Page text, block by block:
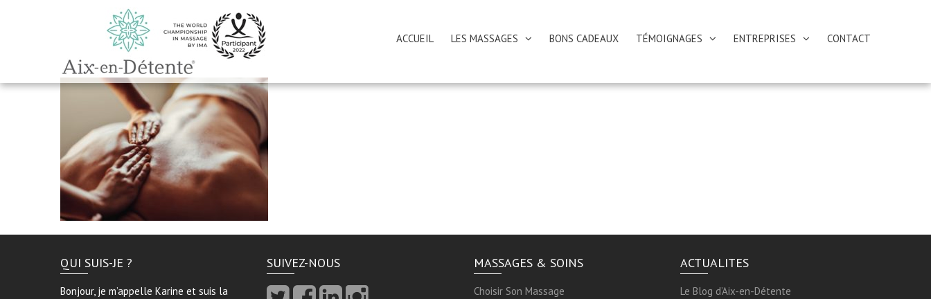
ACCUEIL LES MASSAGES BONS CADEAUX TÉMOIGNAGES ENTREPRISES CONTACT
QUI SUIS-JE ?
Bonjour, je m’appelle Karine et suis la
SUIVEZ-NOUS MASSAGES & SOINS
Choisir Son Massage
ACTUALITES
Le Blog d’Aix-en-Détente